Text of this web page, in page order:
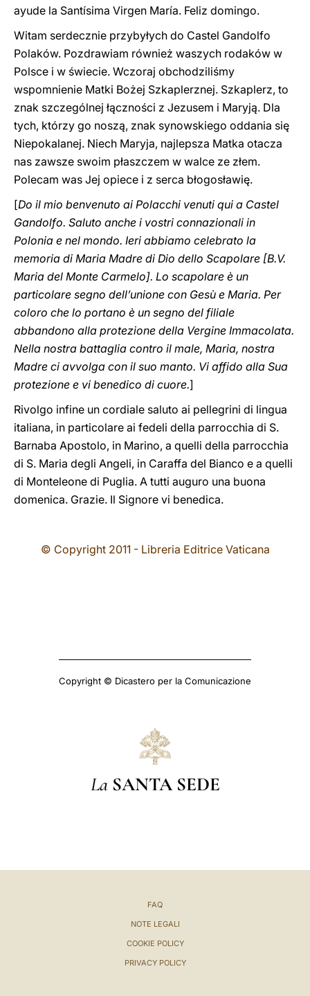
ayude la Santísima Virgen María. Feliz domingo.
Witam serdecznie przybyłych do Castel Gandolfo
Polaków. Pozdrawiam również waszych rodaków w
Polsce i w świecie. Wczoraj obchodziliśmy
wspomnienie Matki Bożej Szkaplerznej. Szkaplerz, to
znak szczególnej łączności z Jezusem i Maryją. Dla
tych, którzy go noszą, znak synowskiego oddania się
Niepokalanej. Niech Maryja, najlepsza Matka otacza
nas zawsze swoim płaszczem w walce ze złem.
Polecam was Jej opiece i z serca błogosławię.
[Do il mio benvenuto ai Polacchi venuti qui a Castel
Gandolfo. Saluto anche i vostri connazionali in
Polonia e nel mondo. Ieri abbiamo celebrato la
memoria di Maria Madre di Dio dello Scapolare [B.V.
Maria del Monte Carmelo]. Lo scapolare è un
particolare segno dell’unione con Gesù e Maria. Per
coloro che lo portano è un segno del filiale
abbandono alla protezione della Vergine Immacolata.
Nella nostra battaglia contro il male, Maria, nostra
Madre ci avvolga con il suo manto. Vi affido alla Sua
protezione e vi benedico di cuore.]
Rivolgo infine un cordiale saluto ai pellegrini di lingua
italiana, in particolare ai fedeli della parrocchia di S.
Barnaba Apostolo, in Marino, a quelli della parrocchia
di S. Maria degli Angeli, in Caraffa del Bianco e a quelli
di Monteleone di Puglia. A tutti auguro una buona
domenica. Grazie. Il Signore vi benedica.
© Copyright 2011 - Libreria Editrice Vaticana
Copyright © Dicastero per la Comunicazione
La SANTA SEDE
FAQ
NOTE LEGALI
COOKIE POLICY
PRIVACY POLICY